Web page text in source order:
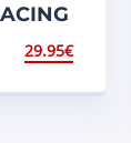
29.95€